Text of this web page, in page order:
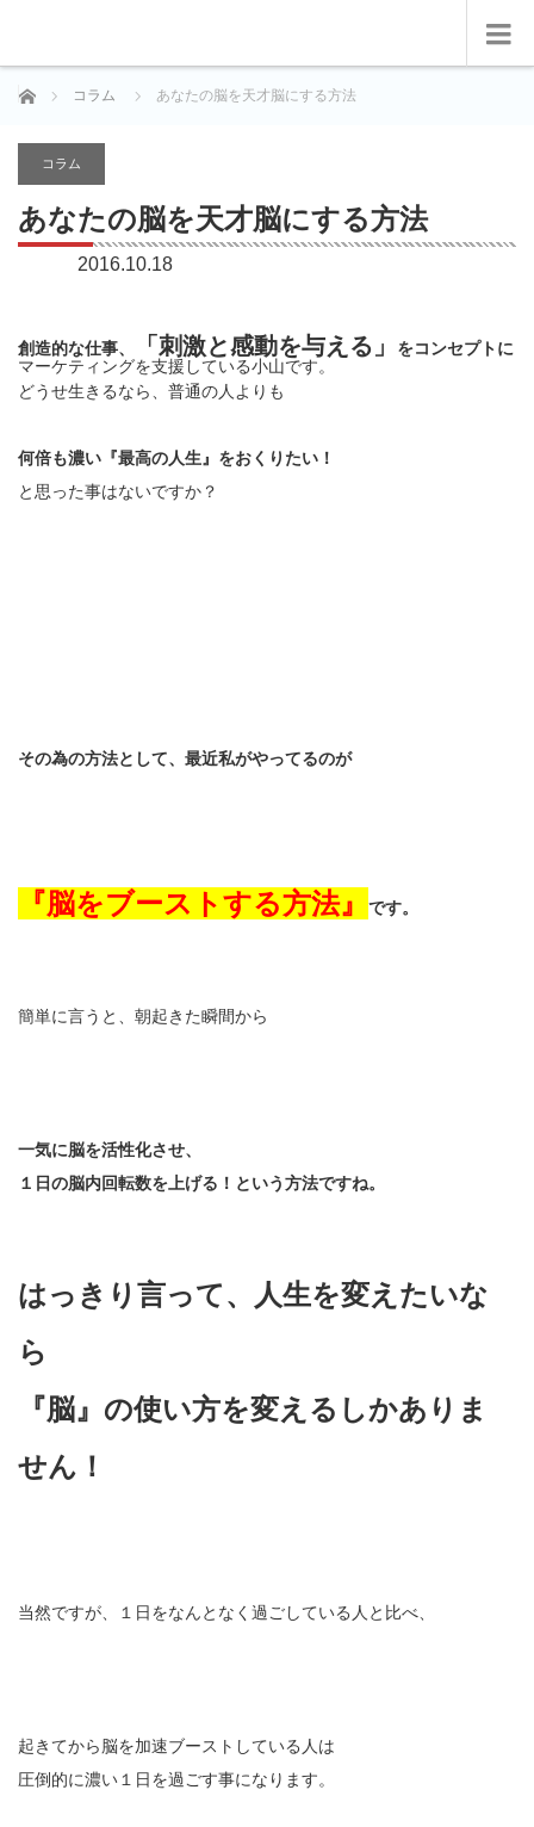
ホーム コラム あなたの脳を天才脳にする方法
コラム
あなたの脳を天才脳にする方法
2016.10.18
創造的な仕事、 「刺激と感動を与える」
をコンセプトに
マーケティングを支援している小山です。
どうせ生きるなら、普通の人よりも
何倍も濃い『最高の人生』をおくりたい！
と思った事はないですか？
その為の方法として、最近私がやってるのが
『脳をブーストする方法』 です。
簡単に言うと、朝起きた瞬間から
一気に脳を活性化させ、
１日の脳内回転数を上げる！という方法ですね。
はっきり言って、人生を変えたいな
ら
『脳』の使い方を変えるしかありま
せん！
当然ですが、１日をなんとなく過ごしている人と比べ、
起きてから脳を加速ブーストしている人は
圧倒的に濃い１日を過ごす事になります。